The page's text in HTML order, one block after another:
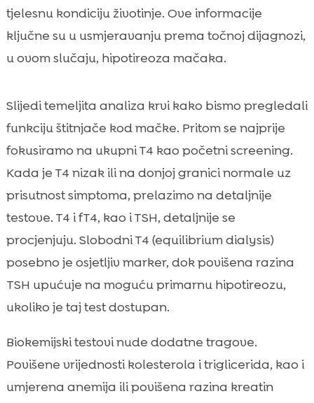
tjelesnu kondiciju životinje. Ove informacije
ključne su u usmjeravanju prema točnoj dijagnozi,
u ovom slučaju, hipotireoza mačaka.
Slijedi temeljita analiza krvi kako bismo pregledali
funkciju štitnjače kod mačke. Pritom se najprije
fokusiramo na ukupni T4 kao početni screening.
Kada je T4 nizak ili na donjoj granici normale uz
prisutnost simptoma, prelazimo na detaljnije
testove. T4 i fT4, kao i TSH, detaljnije se
procjenjuju. Slobodni T4 (equilibrium dialysis)
posebno je osjetljiv marker, dok povišena razina
TSH upućuje na moguću primarnu hipotireozu,
ukoliko je taj test dostupan.
Biokemijski testovi nude dodatne tragove.
Povišene vrijednosti kolesterola i triglicerida, kao i
umjerena anemija ili povišena razina kreatin